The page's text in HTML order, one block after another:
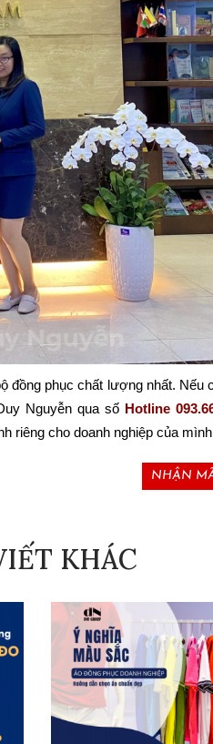
đồng phục chất lượng nhất. Nếu
Nguyễn qua số Hotline
riêng cho doanh nghiệp của
NHẬN
KHÁC